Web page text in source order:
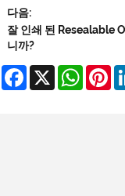
다음:
잘 인쇄 된 Resealable
니까?
Facebook
X